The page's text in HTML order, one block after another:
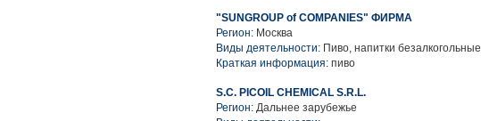
"SUNGROUP of COMPANIES" ФИРМА
Регион: Москва
Виды деятельности: Пиво, напитки безалкогольные
Краткая информация: пиво
S.C. PICOIL CHEMICAL S.R.L.
Регион: Дальнее зарубежье